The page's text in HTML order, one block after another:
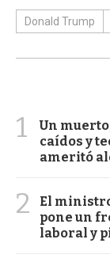
Donald Trump
1
Un
caídos y
ameritó
2
El
pone un
laboral y